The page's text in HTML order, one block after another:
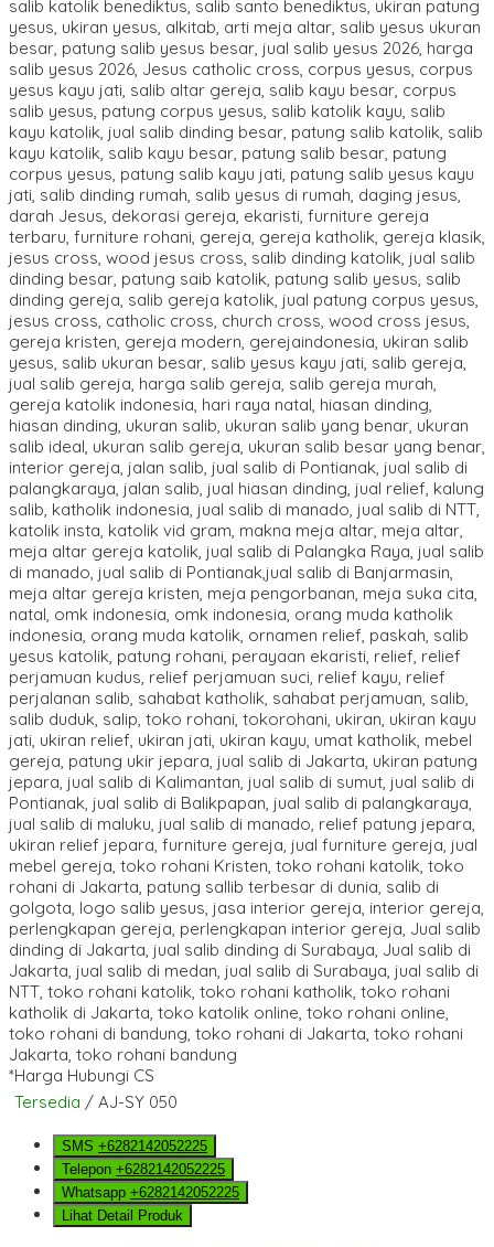
*Harga Hubungi CS
Tersedia / AJ-SY 050
SMS +6282142052225
Telepon +6282142052225
Whatsapp +6282142052225
Lihat Detail Produk